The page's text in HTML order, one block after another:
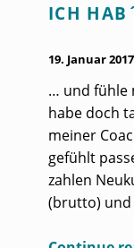
ICH
19. Januar 2017
… und fühle
habe doch
meiner
gefühlt
zahlen
(brutto) und